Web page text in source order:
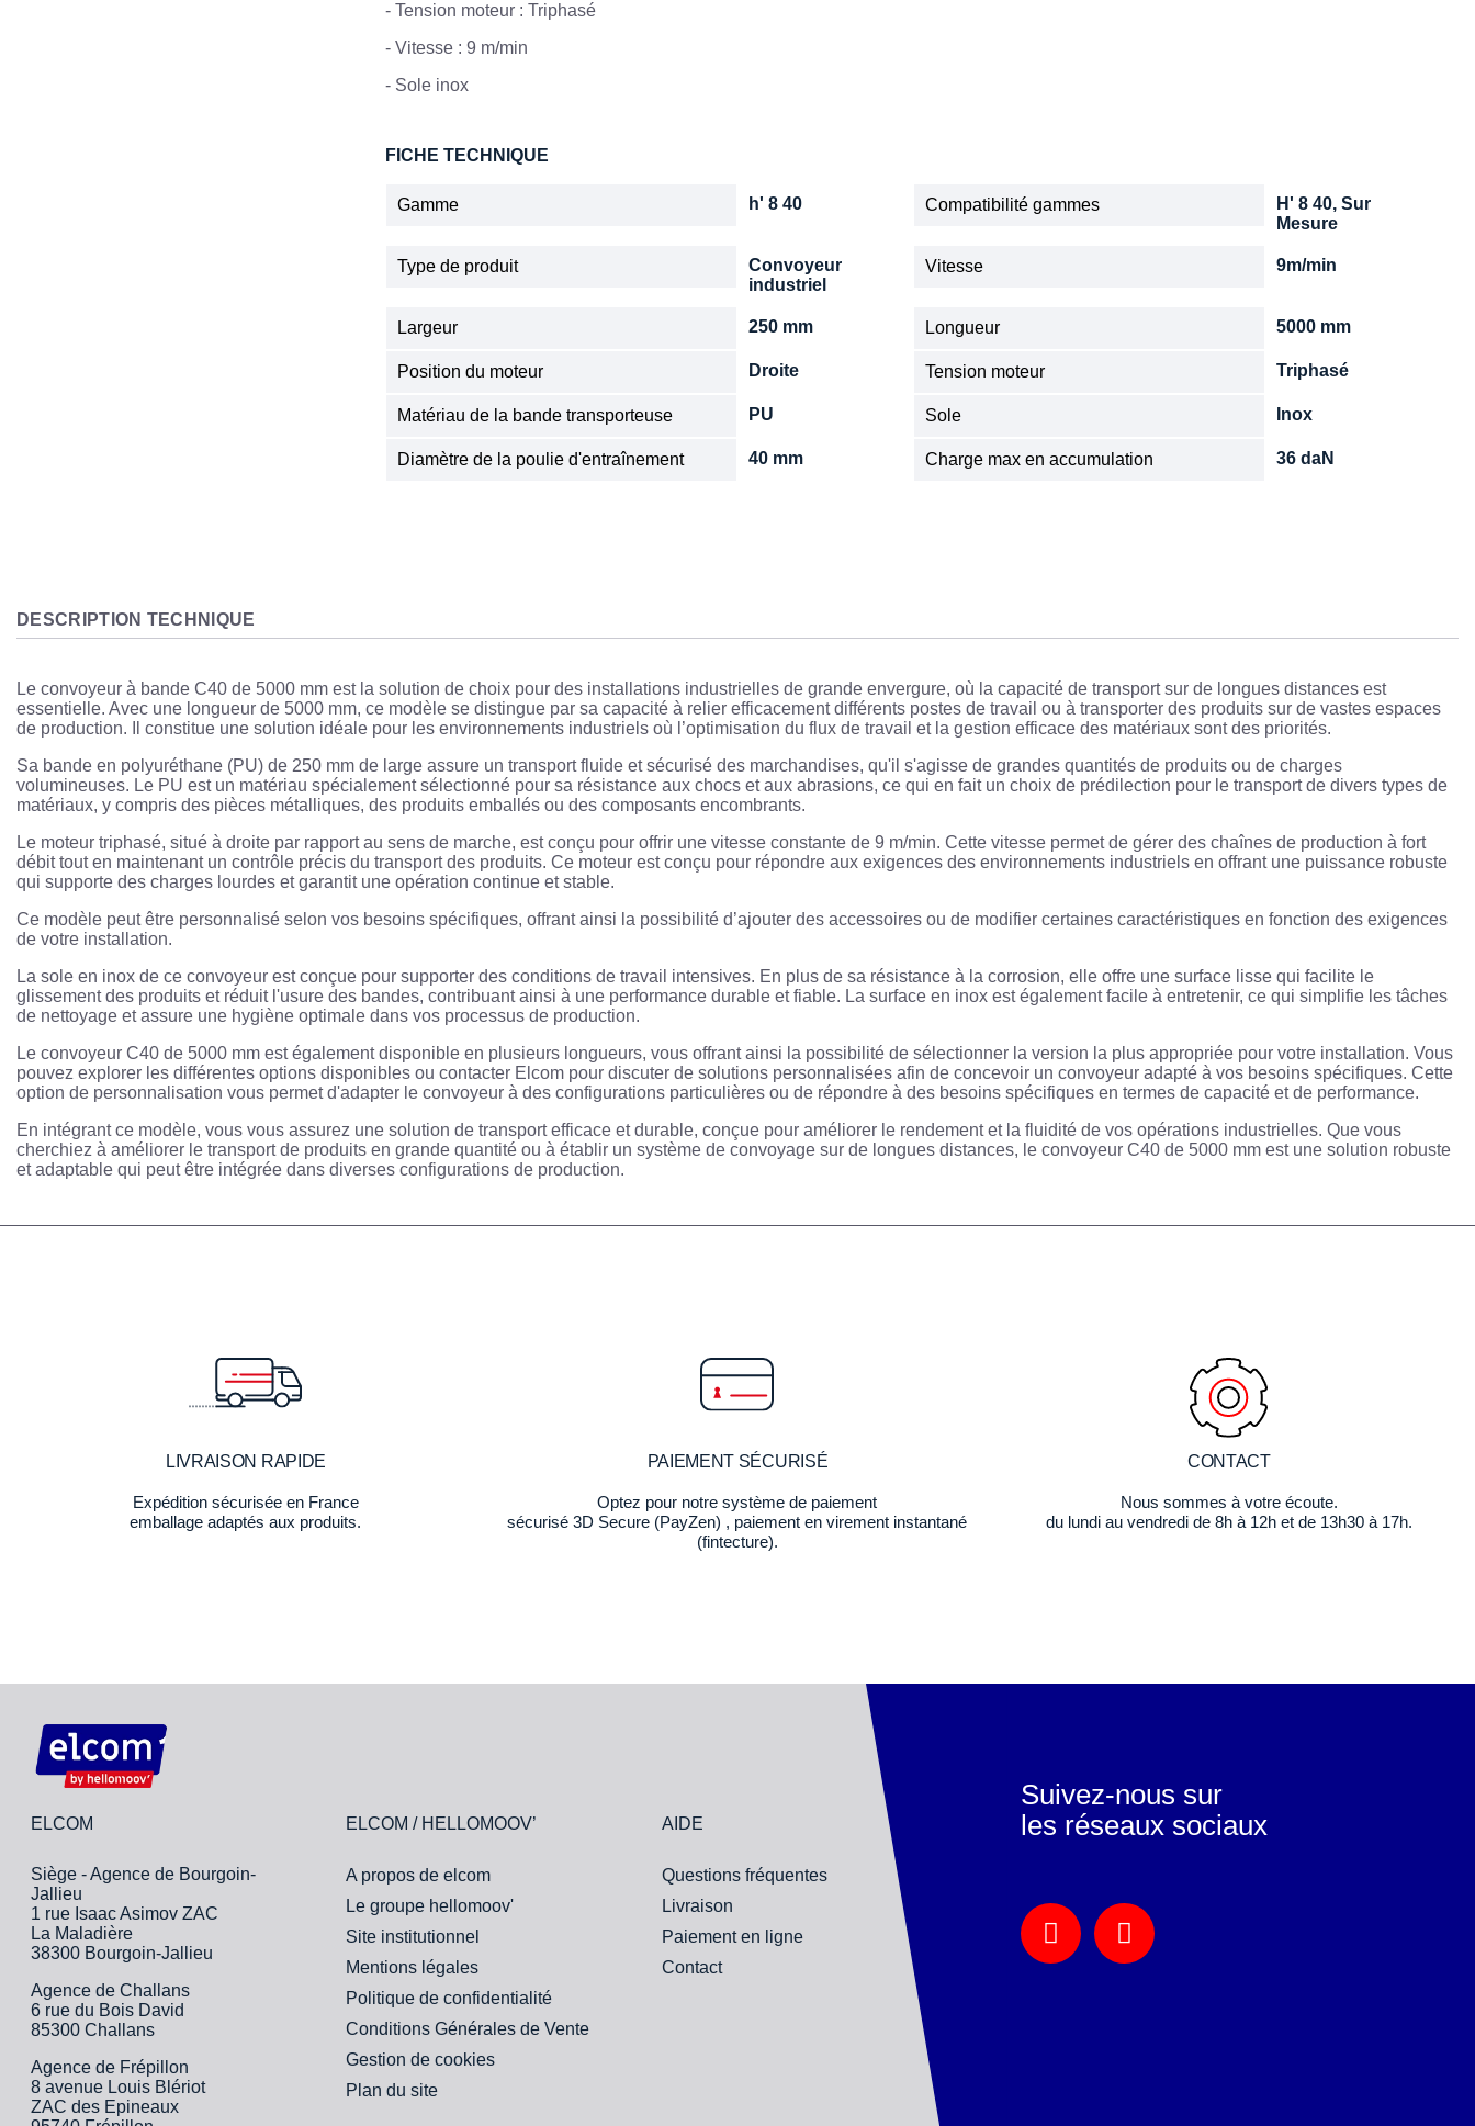
- Tension moteur : Triphasé
- Vitesse : 9 m/min
- Sole inox
FICHE TECHNIQUE
Gamme h' 8 40 Compatibilité gammes
H' 8 40, Sur
Mesure
Type de produit
Convoyeur
industriel
Vitesse 9m/min
Largeur 250 mm Longueur 5000 mm
Position du moteur Droite Tension moteur Triphasé
Matériau de la bande transporteuse PU Sole Inox
Diamètre de la poulie d'entraînement 40 mm Charge max en accumulation 36 daN
DESCRIPTION TECHNIQUE
Le convoyeur à bande C40 de 5000 mm est la solution de choix pour des installations industrielles de grande envergure, où la capacité de transport sur de longues distances est
essentielle. Avec une longueur de 5000 mm, ce modèle se distingue par sa capacité à relier efficacement différents postes de travail ou à transporter des produits sur de vastes espaces
de production. Il constitue une solution idéale pour les environnements industriels où l’optimisation du flux de travail et la gestion efficace des matériaux sont des priorités.
Sa bande en polyuréthane (PU) de 250 mm de large assure un transport fluide et sécurisé des marchandises, qu'il s'agisse de grandes quantités de produits ou de charges
volumineuses. Le PU est un matériau spécialement sélectionné pour sa résistance aux chocs et aux abrasions, ce qui en fait un choix de prédilection pour le transport de divers types de
matériaux, y compris des pièces métalliques, des produits emballés ou des composants encombrants.
Le moteur triphasé, situé à droite par rapport au sens de marche, est conçu pour offrir une vitesse constante de 9 m/min. Cette vitesse permet de gérer des chaînes de production à fort
débit tout en maintenant un contrôle précis du transport des produits. Ce moteur est conçu pour répondre aux exigences des environnements industriels en offrant une puissance robuste
qui supporte des charges lourdes et garantit une opération continue et stable.
Ce modèle peut être personnalisé selon vos besoins spécifiques, offrant ainsi la possibilité d’ajouter des accessoires ou de modifier certaines caractéristiques en fonction des exigences
de votre installation.
La sole en inox de ce convoyeur est conçue pour supporter des conditions de travail intensives. En plus de sa résistance à la corrosion, elle offre une surface lisse qui facilite le
glissement des produits et réduit l'usure des bandes, contribuant ainsi à une performance durable et fiable. La surface en inox est également facile à entretenir, ce qui simplifie les tâches
de nettoyage et assure une hygiène optimale dans vos processus de production.
Le convoyeur C40 de 5000 mm est également disponible en plusieurs longueurs, vous offrant ainsi la possibilité de sélectionner la version la plus appropriée pour votre installation. Vous
pouvez explorer les différentes options disponibles ou contacter Elcom pour discuter de solutions personnalisées afin de concevoir un convoyeur adapté à vos besoins spécifiques. Cette
option de personnalisation vous permet d'adapter le convoyeur à des configurations particulières ou de répondre à des besoins spécifiques en termes de capacité et de performance.
En intégrant ce modèle, vous vous assurez une solution de transport efficace et durable, conçue pour améliorer le rendement et la fluidité de vos opérations industrielles. Que vous
cherchiez à améliorer le transport de produits en grande quantité ou à établir un système de convoyage sur de longues distances, le convoyeur C40 de 5000 mm est une solution robuste
et adaptable qui peut être intégrée dans diverses configurations de production.
LIVRAISON RAPIDE
Expédition sécurisée en France
emballage adaptés aux produits.
PAIEMENT SÉCURISÉ
Optez pour notre système de paiement
sécurisé 3D Secure (PayZen) , paiement en virement instantané
(fintecture).
CONTACT
Nous sommes à votre écoute.
du lundi au vendredi de 8h à 12h et de 13h30 à 17h.
ELCOM
Siège - Agence de Bourgoin-
Jallieu
1 rue Isaac Asimov ZAC
La Maladière
38300 Bourgoin-Jallieu
Agence de Challans
6 rue du Bois David
85300 Challans
Agence de Frépillon
8 avenue Louis Blériot
ZAC des Epineaux
ELCOM / HELLOMOOV’
A propos de elcom
Le groupe hellomoov'
Site institutionnel
Mentions légales
Politique de confidentialité
Conditions Générales de Vente
Gestion de cookies
Plan du site
AIDE
Questions fréquentes
Livraison
Paiement en ligne
Contact
Suivez-nous sur
les réseaux sociaux